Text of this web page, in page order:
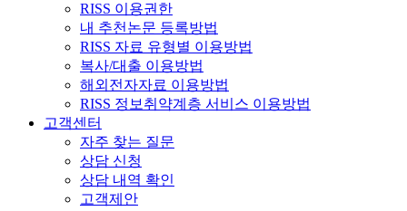
RISS 이용권한
내 추천논문 등록방법
RISS 자료 유형별 이용방법
복사/대출 이용방법
해외전자자료 이용방법
RISS 정보취약계층 서비스 이용방법
고객센터
자주 찾는 질문
상담 신청
상담 내역 확인
고객제안